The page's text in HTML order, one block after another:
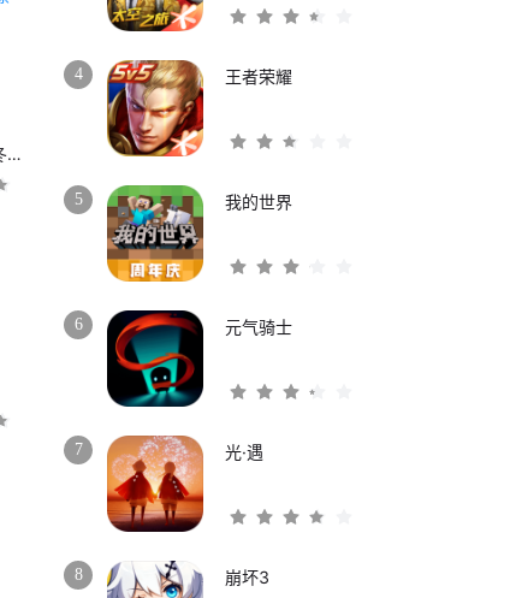
权力的游戏：凛冬将至
4 王者荣耀
5 我的世界
6 元气骑士
7 光·遇
8
崩坏3